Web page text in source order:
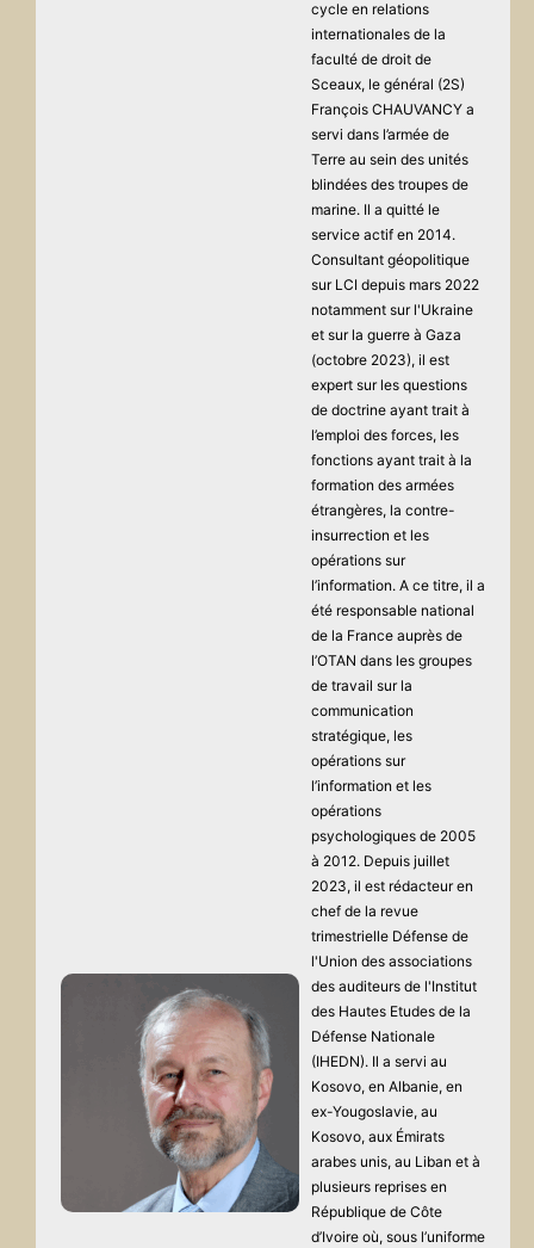
cycle en relations
internationales de la
faculté de droit de
Sceaux, le général (2S)
François CHAUVANCY a
servi dans l’armée de
Terre au sein des unités
blindées des troupes de
marine. Il a quitté le
service actif en 2014.
Consultant géopolitique
sur LCI depuis mars 2022
notamment sur l'Ukraine
et sur la guerre à Gaza
(octobre 2023), il est
expert sur les questions
de doctrine ayant trait à
l’emploi des forces, les
fonctions ayant trait à la
formation des armées
étrangères, la contre-
insurrection et les
opérations sur
l’information. A ce titre, il a
été responsable national
de la France auprès de
l’OTAN dans les groupes
de travail sur la
communication
stratégique, les
opérations sur
l’information et les
opérations
psychologiques de 2005
à 2012. Depuis juillet
2023, il est rédacteur en
chef de la revue
trimestrielle Défense de
l'Union des associations
des auditeurs de l'Institut
des Hautes Etudes de la
Défense Nationale
(IHEDN). Il a servi au
Kosovo, en Albanie, en
ex-Yougoslavie, au
Kosovo, aux Émirats
arabes unis, au Liban et à
plusieurs reprises en
République de Côte
d’Ivoire où, sous l’uniforme